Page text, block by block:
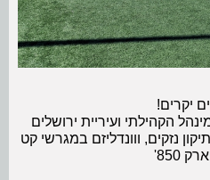
יקרים!
הקהילתי ועיריית ירושלים
נזקים, ווונדליזם במגרשי קט
850'